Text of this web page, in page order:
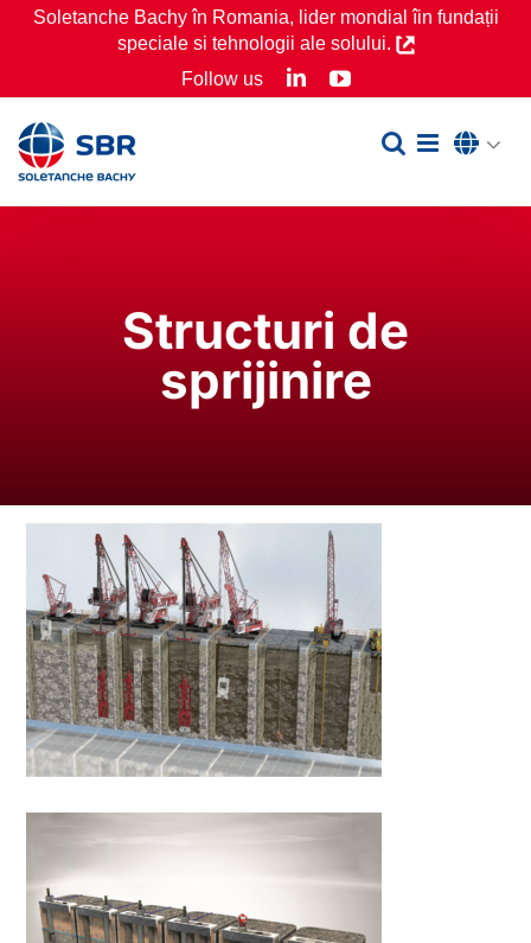
SkipSoletanche Bachy în Romania, lider mondial îin fundații
speciale si tehnologii ale solului.
Follow us
LinkedInYouTube
Structuri de
sprijinire
PERETE MULAT
PERETE DIN PILOȚI